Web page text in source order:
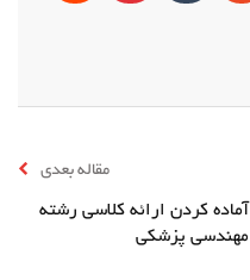
مقاله بعدی
آماده کردن ارائه کلاسی رشته
مهندسی پزشکی